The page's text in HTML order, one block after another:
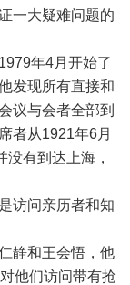
一大疑难问题的
年4月开始了
发现所有直接和
议与会者全部到
者从1921年6月
有到达上海，
访问亲历者和知
静和王会悟，他
他们访问带有抢